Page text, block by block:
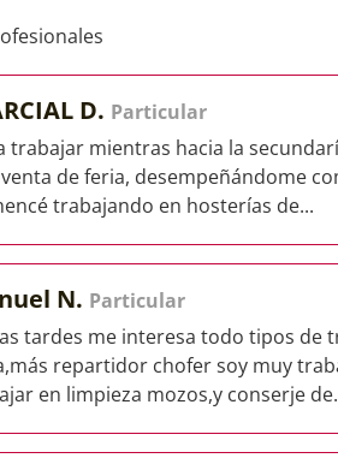
D. Particular
trabajar mientras hacia la
de feria, desempeñándome
trabajando en hosterías de...
N. Particular
tardes me interesa todo tipos de
repartidor chofer soy muy
en limpieza mozos,y conserje